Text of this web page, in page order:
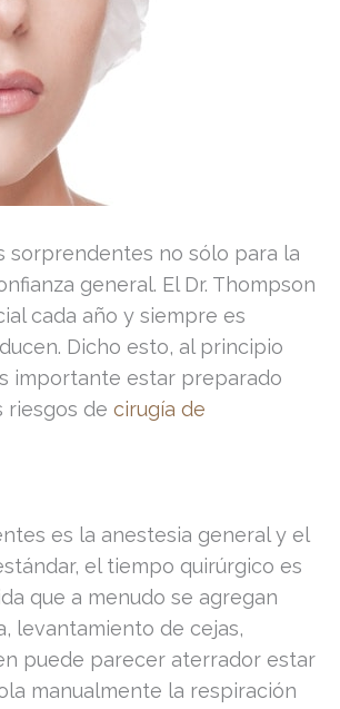
sorprendentes no sólo para la
general. El Dr. Thompson
cada año y siempre es
Dicho esto, al principio
importante estar preparado
riesgos de cirugía de
es la anestesia general y el
el tiempo quirúrgico es
que a menudo se agregan
levantamiento de cejas,
puede parecer aterrador estar
manualmente la respiración